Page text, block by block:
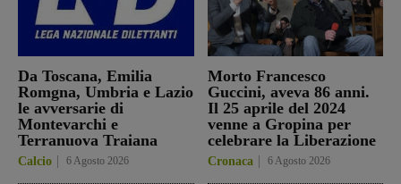
Da Toscana, Emilia
Romgna, Umbria e Lazio
le avversarie di
Montevarchi e
Terranuova Traiana
Calcio 6 Agosto 2026
Morto Francesco
Guccini, aveva 86 anni.
Il 25 aprile del 2024
venne a Gropina per
celebrare la Liberazione
Cronaca 6 Agosto 2026